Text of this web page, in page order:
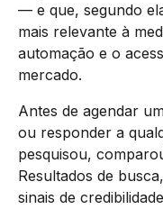
— e que, segundo
mais relevante à
automação e o
mercado.
Antes de agendar
ou responder a
pesquisou,
Resultados de
sinais de